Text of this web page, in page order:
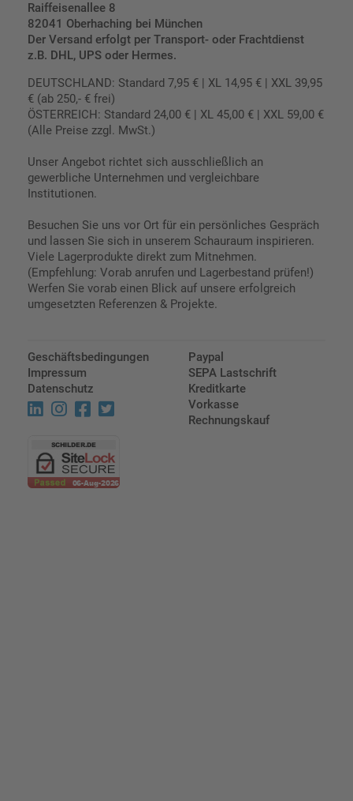
Raiffeisenallee 8
82041 Oberhaching bei München
Der Versand erfolgt per Transport- oder Frachtdienst
z.B. DHL, UPS oder Hermes.
DEUTSCHLAND: Standard 7,95 € | XL 14,95 € | XXL 39,95
€ (ab 250,- € frei)
ÖSTERREICH: Standard 24,00 € | XL 45,00 € | XXL 59,00 €
(Alle Preise zzgl. MwSt.)
Unser Angebot richtet sich ausschließlich an
gewerbliche Unternehmen und vergleichbare
Institutionen.
Besuchen Sie uns vor Ort für ein persönliches Gespräch
und lassen Sie sich in unserem Schauraum inspirieren.
Viele Lagerprodukte direkt zum Mitnehmen.
(Empfehlung: Vorab anrufen und Lagerbestand prüfen!)
Werfen Sie vorab einen Blick auf unsere erfolgreich
umgesetzten Referenzen & Projekte.
Geschäftsbedingungen
Impressum
Datenschutz
Paypal
SEPA Lastschrift
Kreditkarte
Vorkasse
Rechnungskauf